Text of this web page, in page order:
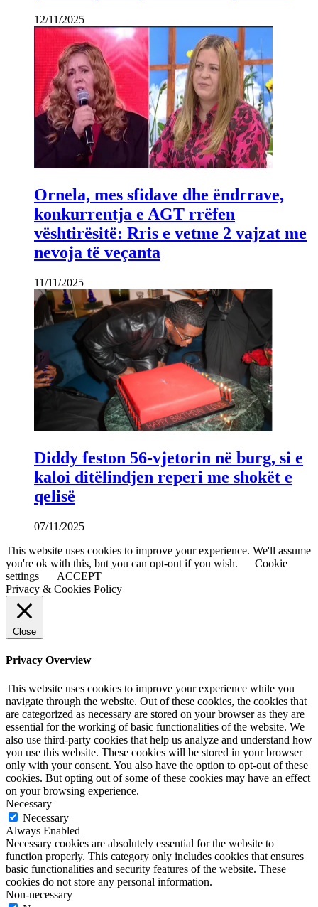
12/11/2025
Ornela, mes sfidave dhe ëndrrave,
konkurrentja e AGT rrëfen
vështirësitë: Rris e vetme 2 vajzat me
nevoja të veçanta
11/11/2025
Diddy feston 56-vjetorin në burg, si e
kaloi ditëlindjen reperi me shokët e
qelisë
07/11/2025
This website uses cookies to improve your experience. We'll assume
you're ok with this, but you can opt-out if you wish.
Cookie
settings
ACCEPT
Privacy & Cookies Policy
Close
Privacy Overview
This website uses cookies to improve your experience while you
navigate through the website. Out of these cookies, the cookies that
are categorized as necessary are stored on your browser as they are
essential for the working of basic functionalities of the website. We
also use third-party cookies that help us analyze and understand how
you use this website. These cookies will be stored in your browser
only with your consent. You also have the option to opt-out of these
cookies. But opting out of some of these cookies may have an effect
on your browsing experience.
Necessary
Necessary
Always Enabled
Necessary cookies are absolutely essential for the website to
function properly. This category only includes cookies that ensures
basic functionalities and security features of the website. These
cookies do not store any personal information.
Non-necessary